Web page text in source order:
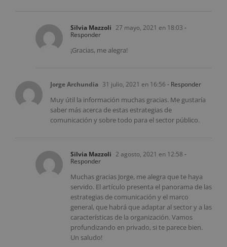
Silvia Mazzoli 27 mayo, 2021 en 18:03 -
Responder
¡Gracias, me alegra!
Jorge Archundia 31 julio, 2021 en 16:56 - Responder
Muy útil la información muchas gracias. Me gustaría
saber más acerca de estas estrategias de
comunicación y sobre todo para el sector público.
Silvia Mazzoli 2 agosto, 2021 en 12:58 -
Responder
Muchas gracias Jorge, me alegra que te haya
servido. El artículo presenta el panorama de las
estrategias de comunicación y el marco
general, que habrá que adaptar al sector y a las
características de la organización. Vamos
profundizando en privado, si te parece bien.
Un saludo!